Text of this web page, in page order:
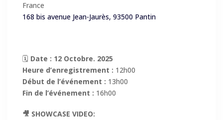
France
168 bis avenue Jean-Jaurès, 93500 Pantin
🗓 Date : 12 Octobre. 2025
Heure d’enregistrement : 12h00
Début de l’événement : 13h00
Fin de l’événement : 16h00
🎥 SHOWCASE VIDEO: